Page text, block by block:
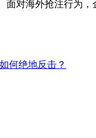
对海外抢注行为
何绝地反击？